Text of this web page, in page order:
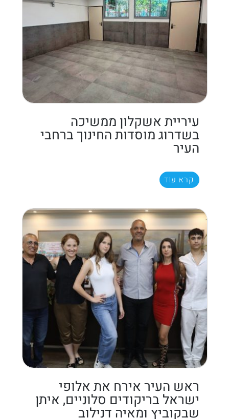
עיריית אשקלון ממשיכה
בשדרוג מוסדות החינוך ברחבי
העיר
קרא עוד
ראש העיר אירח את אלופי
ישראל בריקודים סלוניים, איתן
שבקוביץ ומאיה דנילוב